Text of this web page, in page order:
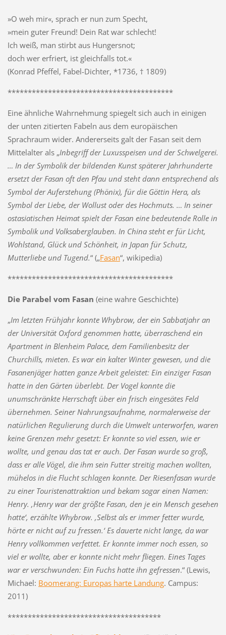
»O weh mir«, sprach er nun zum Specht,
»mein guter Freund! Dein Rat war schlecht!
Ich weiß, man stirbt aus Hungersnot;
doch wer erfriert, ist gleichfalls tot.«
(Konrad Pfeffel, Fabel-Dichter, *1736, † 1809)
*****************************************
Eine ähnliche Wahrnehmung spiegelt sich auch in einigen
der unten zitierten Fabeln aus dem europäischen
Sprachraum wider. Andererseits galt der Fasan seit dem
Mittelalter als „Inbegriff der Luxusspeisen und der Schwelgerei.
… In der Symbolik der bildenden Kunst späterer Jahrhunderte
ersetzt der Fasan oft den Pfau und steht dann entsprechend als
Symbol der Auferstehung (Phönix), für die Göttin Hera, als
Symbol der Liebe, der Wollust oder des Hochmuts. … In seiner
ostasiatischen Heimat spielt der Fasan eine bedeutende Rolle in
Symbolik und Volksaberglauben. In China steht er für Licht,
Wohlstand, Glück und Schönheit, in Japan für Schutz,
Mutterliebe und Tugend.“ („Fasan“, wikipedia)
*****************************************
Die Parabel vom Fasan (eine wahre Geschichte)
„Im letzten Frühjahr konnte Whybrow, der ein Sabbatjahr an
der Universität Oxford genommen hatte, überraschend ein
Apartment in Blenheim Palace, dem Familienbesitz der
Churchills, mieten. Es war ein kalter Winter gewesen, und die
Fasanenjäger hatten ganze Arbeit geleistet: Ein einziger Fasan
hatte in den Gärten überlebt. Der Vogel konnte die
unumschränkte Herrschaft über ein frisch eingesätes Feld
übernehmen. Seiner Nahrungsaufnahme, normalerweise der
natürlichen Regulierung durch die Umwelt unterworfen, waren
keine Grenzen mehr gesetzt: Er konnte so viel essen, wie er
wollte, und genau das tat er auch. Der Fasan wurde so groß,
dass er alle Vögel, die ihm sein Futter streitig machen wollten,
mühelos in die Flucht schlagen konnte. Der Riesenfasan wurde
zu einer Touristenattraktion und bekam sogar einen Namen:
Henry. ‚Henry war der größte Fasan, den je ein Mensch gesehen
hatte‘, erzählte Whybrow. ‚Selbst als er immer fetter wurde,
hörte er nicht auf zu fressen.‘ Es dauerte nicht lange, da war
Henry vollkommen verfettet. Er konnte immer noch essen, so
viel er wollte, aber er konnte nicht mehr fliegen. Eines Tages
war er verschwunden: Ein Fuchs hatte ihn gefressen.“ (Lewis,
Michael: Boomerang: Europas harte Landung. Campus:
2011)
**************************************